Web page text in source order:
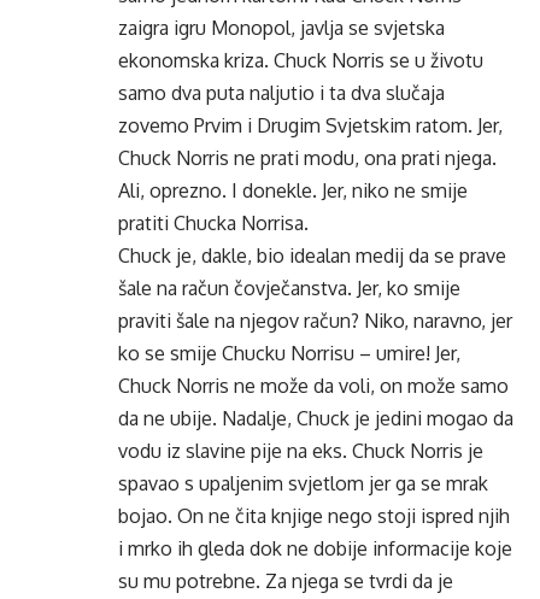
zaigra igru Monopol, javlja se svjetska
ekonomska kriza. Chuck Norris se u životu
samo dva puta naljutio i ta dva slučaja
zovemo Prvim i Drugim Svjetskim ratom. Jer,
Chuck Norris ne prati modu, ona prati njega.
Ali, oprezno. I donekle. Jer, niko ne smije
pratiti Chucka Norrisa.
Chuck je, dakle, bio idealan medij da se prave
šale na račun čovječanstva. Jer, ko smije
praviti šale na njegov račun? Niko, naravno, jer
ko se smije Chucku Norrisu – umire! Jer,
Chuck Norris ne može da voli, on može samo
da ne ubije. Nadalje, Chuck je jedini mogao da
vodu iz slavine pije na eks. Chuck Norris je
spavao s upaljenim svjetlom jer ga se mrak
bojao. On ne čita knjige nego stoji ispred njih
i mrko ih gleda dok ne dobije informacije koje
su mu potrebne. Za njega se tvrdi da je